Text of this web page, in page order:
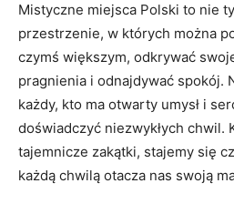
Mistyczne miejsca ⁤Polski to nie
przestrzenie,⁤ w których można⁤
czymś większym, odkrywać
pragnienia i odnajdywać spokój.
każdy, kto ma otwarty umysł i
doświadczyć niezwykłych chwil.
tajemnicze zakątki, stajemy się
każdą chwilą otacza nas swoją